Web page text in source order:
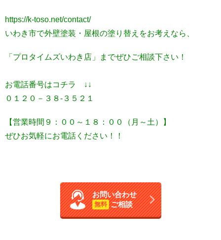
https://k-toso.net/contact/
いわき市で外壁塗装・屋根の塗り替えをお考えなら、
「プロタイムズいわき店」までぜひご相談下さい！
お電話番号はコチラ ↓↓
０１２０－３８-３５２１
【営業時間９：００～１８：００（月～土）】
ぜひお気軽にお電話ください！！
お問い合わせ
無料 ご相談